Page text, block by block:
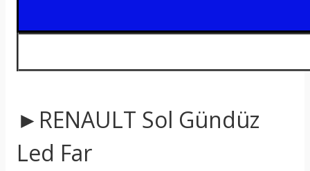
►RENAULT Sol Gündüz
Led Far